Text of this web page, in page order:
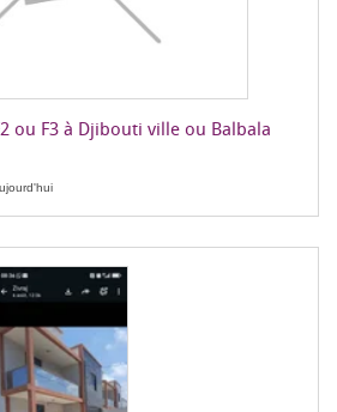
ou F3 à Djibouti ville ou Balbala